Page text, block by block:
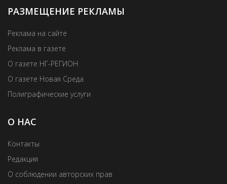
РАЗМЕЩЕНИЕ РЕКЛАМЫ
Реклама на сайте
Реклама в газете
О газете НГ-РЕГИОН
О газете Новая Среда
Полиграфические услуги
О НАС
Контакты
Редакция
О соблюдении авторских прав